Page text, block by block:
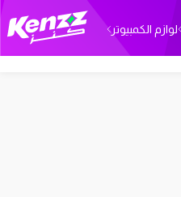
لوازم الكمبيوتر